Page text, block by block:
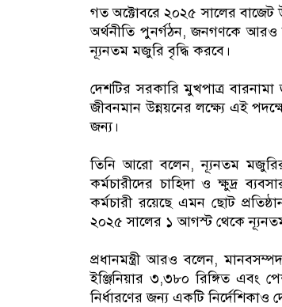
গত অক্টোবরে ২০২৫ সালের বাজেট
অর্থনীতি পুনর্গঠন, জনগণকে
ন্যূনতম মজুরি বৃদ্ধি করবে।
দেশটির সরকারি মুখপাত্র বারনামা
জীবনমান উন্নয়নের লক্ষ্যে এই
জন্য।
তিনি আরো বলেন, ন্যূনতম
কর্মচারীদের চাহিদা ও ক্ষুদ্র
কর্মচারী রয়েছে এমন ছোট
২০২৫ সালের ১ আগস্ট থেকে
প্রধানমন্ত্রী আরও বলেন,
ইঞ্জিনিয়ার ৩,৩৮০ রিঙ্গিত এবং
নির্ধারণের জন্য একটি নির্দেশিকাও